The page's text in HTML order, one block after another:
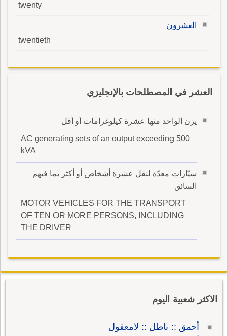
twenty
العشرون
twentieth
العشر في المصطلحات بالإنجليزي
يزن الواحد منها عشرة كيلوغرامات أو أقل
AC generating sets of an output exceeding 500
kVA
سيّارات معدّة لنقل عشرة أشخاص أو أكثر بما فيهم
السائق
MOTOR VEHICLES FOR THE TRANSPORT
OF TEN OR MORE PERSONS, INCLUDING
THE DRIVER
الاكثر شعبية اليوم
أحمق :: باطل :: لامعقول